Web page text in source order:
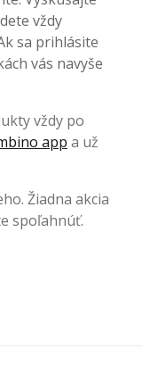
vždy
sa prihlásite
vás navyše
vždy po
app a už
Žiadna akcia
spoľahnúť.